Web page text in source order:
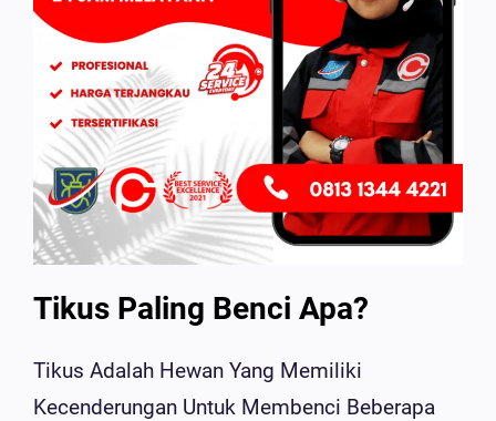
Tikus Paling Benci Apa?
Tikus Adalah Hewan Yang Memiliki
Kecenderungan Untuk Membenci Beberapa